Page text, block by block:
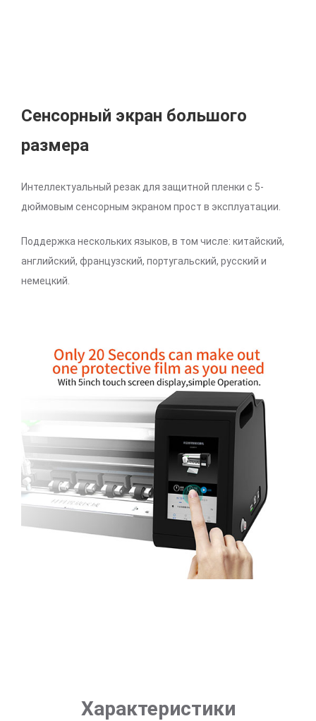
Сенсорный экран большого
размера
Интеллектуальный резак для защитной пленки с 5-
дюймовым сенсорным экраном прост в эксплуатации.
Поддержка нескольких языков, в том числе: китайский,
английский, французский, португальский, русский и
немецкий.
Характеристики